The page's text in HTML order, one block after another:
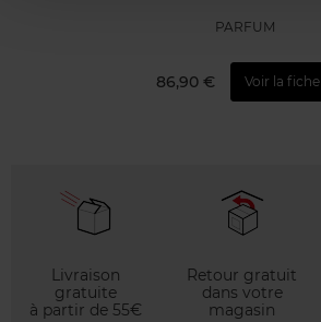
PARFUM
86,90 € Voir la fiche
Livraison
gratuite
à partir de 55€
Retour gratuit
dans votre
magasin